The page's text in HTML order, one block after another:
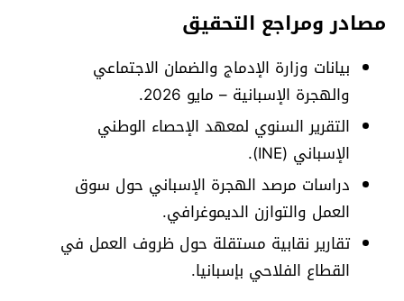
مصادر ومراجع التحقيق
بيانات وزارة الإدماج والضمان الاجتماعي
والهجرة الإسبانية – مايو 2026.
التقرير السنوي لمعهد الإحصاء الوطني
الإسباني (INE).
دراسات مرصد الهجرة الإسباني حول سوق
العمل والتوازن الديموغرافي.
تقارير نقابية مستقلة حول ظروف العمل في
القطاع الفلاحي بإسبانيا.